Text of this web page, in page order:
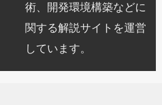
術、開発環境構築などに
関する解説サイトを運営
しています。